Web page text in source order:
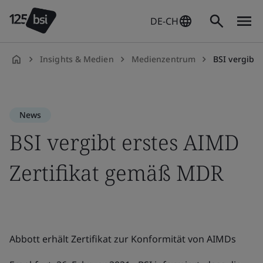
DE-CH
Insights & Medien Medienzentrum BSI vergibt
News
BSI vergibt erstes AIMD
Zertifikat gemäß MDR
Abbott erhält Zertifikat zur Konformität von AIMDs